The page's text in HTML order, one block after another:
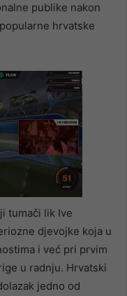
publike nakon
hrvatske
tumači lik Ive
djevojke koja u
i već pri prvim
u radnju. Hrvatski
jedno od